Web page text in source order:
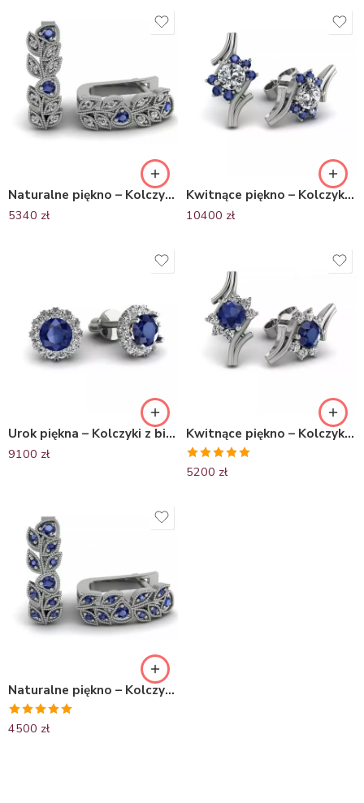
Naturalne piękno – Kolczyki z białego złota z szafirami i diamentami
5340 zł
Kwitnące piękno – Kolczyki z białego złota z diamentami i szafirami
10400 zł
Urok piękna – Kolczyki z białego złota Diamond Sky z szafirami i diamentami
9100 zł
Kwitnące piękno – Kolczyki z białego złota z szafirami i diamentami
Oceniono
5200 zł
Naturalne piękno – Kolczyki z białego złota z szafirami
Oceniono
4500 zł